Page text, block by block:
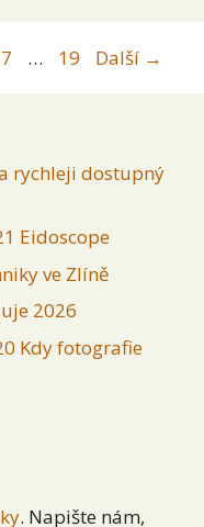
… Stránka
19 Další →
rychleji dostupný
Eidoscope
ve Zlíně
2026
Kdy fotografie
. Napište nám,